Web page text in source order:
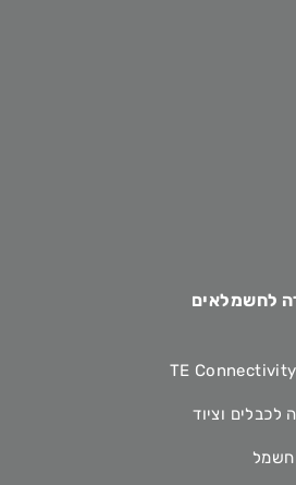
לחשמלאים
לכבלים וציוד
חשמל